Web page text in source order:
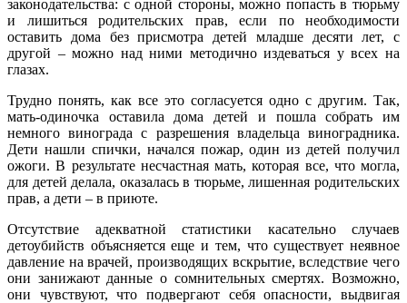
законодательства: с одной стороны, можно попасть в тюрьму
и лишиться родительских прав, если по необходимости
оставить дома без присмотра детей младше десяти лет, с
другой – можно над ними методично издеваться у всех на
глазах.
Трудно понять, как все это согласуется одно с другим. Так,
мать-одиночка оставила дома детей и пошла собрать им
немного винограда с разрешения владельца виноградника.
Дети нашли спички, начался пожар, один из детей получил
ожоги. В результате несчастная мать, которая все, что могла,
для детей делала, оказалась в тюрьме, лишенная родительских
прав, а дети – в приюте.
Отсутствие адекватной статистики касательно случаев
детоубийств объясняется еще и тем, что существует неявное
давление на врачей, производящих вскрытие, вследствие чего
они занижают данные о сомнительных смертях. Возможно,
они чувствуют, что подвергают себя опасности, выдвигая